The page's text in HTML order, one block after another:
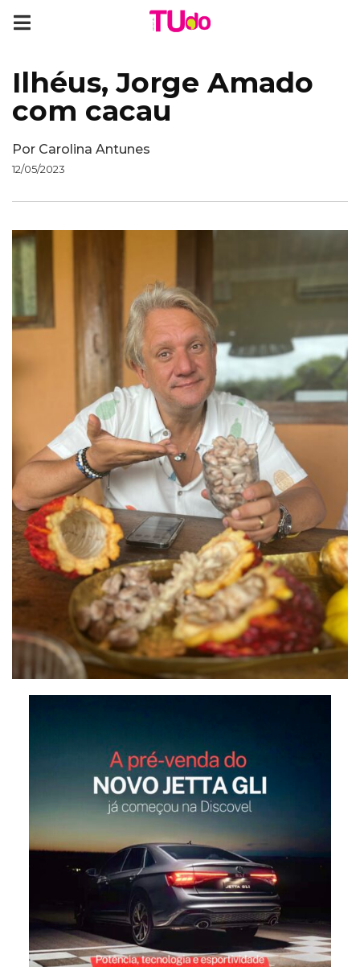
Ilhéus, Jorge Amado
com cacau
Por Carolina Antunes
12/05/2023